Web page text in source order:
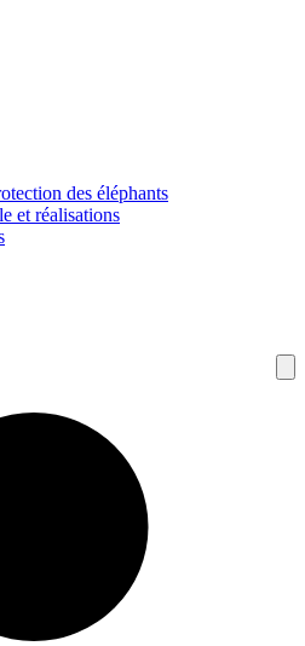
des éléphants
et réalisations